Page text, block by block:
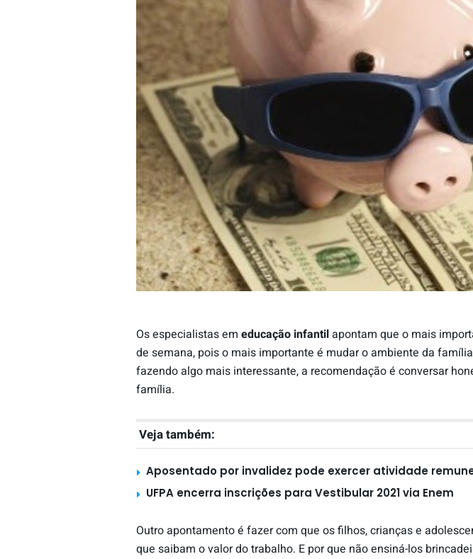
Os especialistas em educação infantilapontam que o mais
de semana, pois o mais importante é mudar o ambiente da
fazendo algo mais interessante, a recomendação é conversar
família.
Veja também:
Aposentado por invalidez pode exercer atividade
UFPA encerra inscrições para Vestibular 2021 via Enem
Outro apontamento é fazer com que os filhos, crianças e
que saibam o valor do trabalho. E por que não ensiná-los